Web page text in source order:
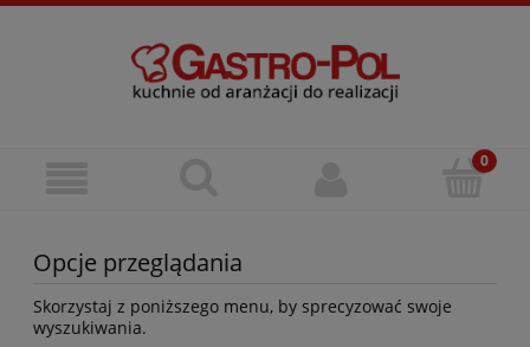
Opcje przeglądania
Skorzystaj z poniższego menu, by sprecyzować swoje
wyszukiwania.